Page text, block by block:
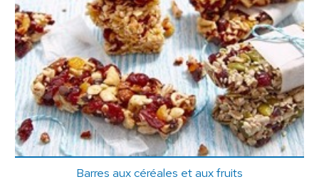
Barres aux céréales et aux fruits